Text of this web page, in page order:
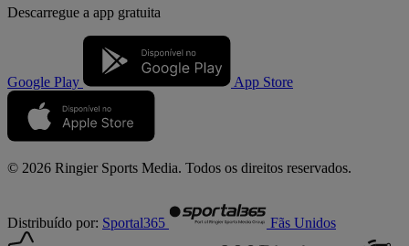
Descarregue a app gratuita
Google Play App Store
© 2026 Ringier Sports Media. Todos os direitos reservados.
Distribuído por: Sportal365 Fãs Unidos